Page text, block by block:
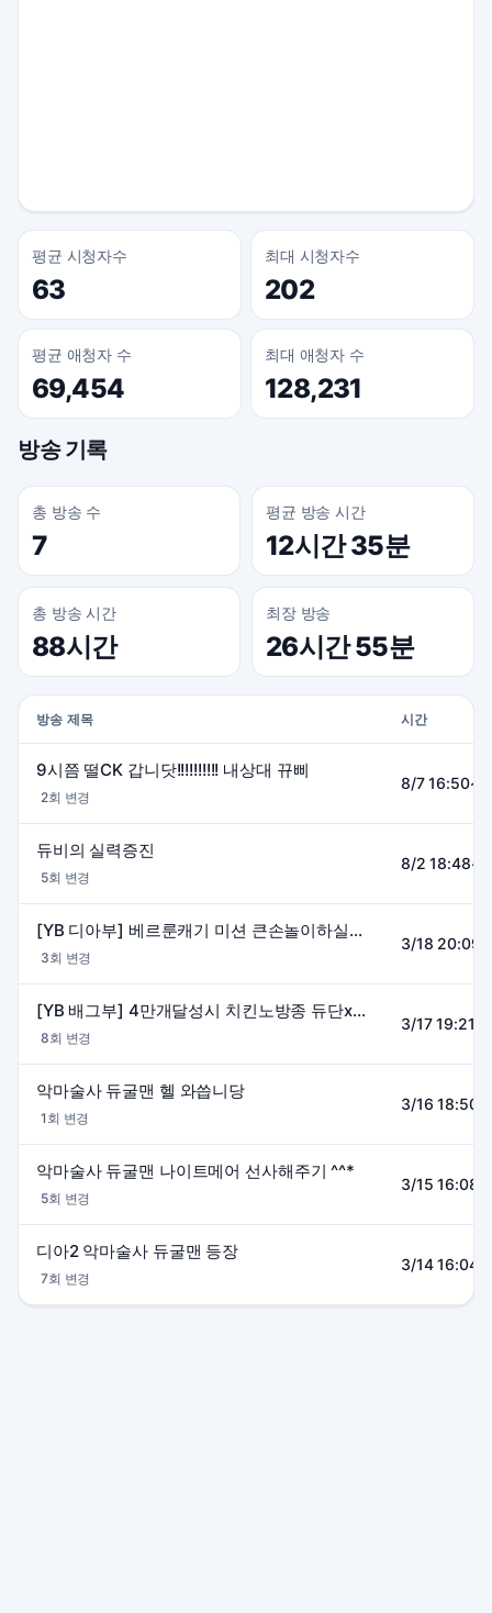
평균 시청자수
63
최대 시청자수
202
평균 애청자 수
69,454
최대 애청자 수
128,231
방송 기록
총 방송 수
7
평균 방송 시간
12시간 35분
총 방송 시간
88시간
최장 방송
26시간 55분
방송 제목 시간
9시쯤 떨CK 갑니닷!!!!!!!!!! 내상대 뀨삐
2회 변경
8/7
듀비의 실력증진
5회 변경
8/2
[YB 디아부] 베르룬캐기 미션 큰손놀이하실분~ 악마술사 듀굴맨
3회 변경
3/18
[YB 배그부] 4만개달성시 치킨노방종 듀단x어녀x오리x보리
8회 변경
3/17
악마술사 듀굴맨 헬 와씁니당
1회 변경
3/16
악마술사 듀굴맨 나이트메어 선사해주기 ^^*
5회 변경
3/15
디아2 악마술사 듀굴맨 등장
7회 변경
3/14